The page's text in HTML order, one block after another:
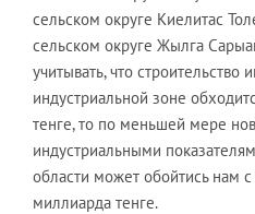
сельском округе Киелитас
сельском округе Жылга
учитывать, что строительство
индустриальной зоне
тенге, то по меньшей мере
индустриальными
области может обойтись нам
миллиарда тенге.